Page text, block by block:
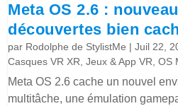
Meta OS 2.6 :
découvertes bien
par Rodolphe de StylistMe |Juil 22,
Casques VR XR ,Jeux & App VR ,OS
Meta OS 2.6 cache un nouvel
multitâche, une émulation